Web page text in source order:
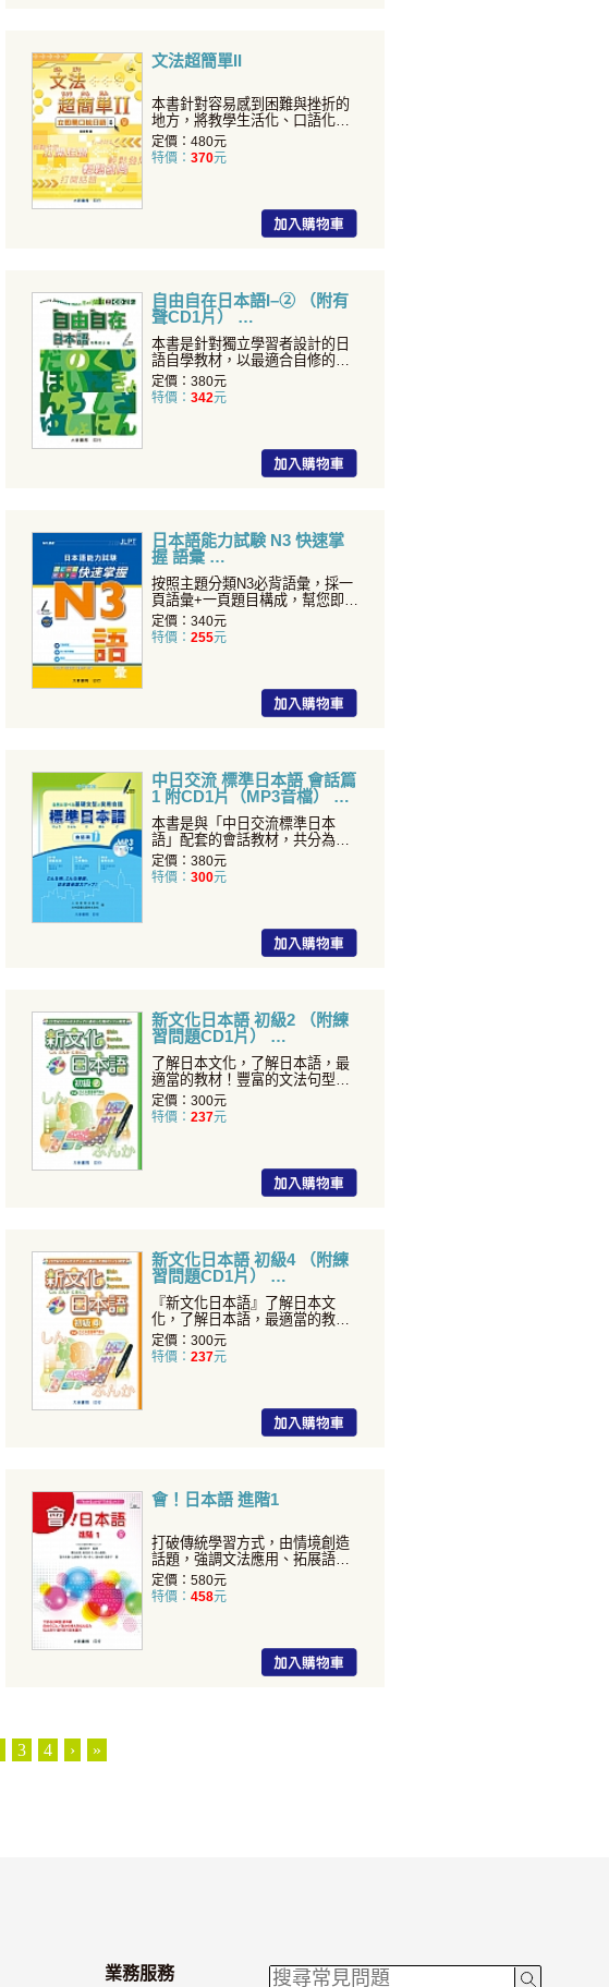
文法超簡單II
本書針對容易感到困難與挫折的
地方，將教學生活化、口語化，
讓初級學習者更容易吸收。
定價：480元
特價： 370元
自由自在日本語I–② （附有
聲CD1片）
本書是針對獨立學習者設計的日
語自學教材，以最適合自修的模
式編排課程，系統性地彙整
定價：380元
特價： 342元
日本語能力試験 N3 快速掌
握 語彙
按照主題分類N3必背語彙，採一
頁語彙+一頁題目構成，幫您即時
訓練！搭配例句CD，
定價：340元
特價： 255元
中日交流 標準日本語 會話篇
1 附CD1片（MP3音檔）
本書是與「中日交流標準日本
語」配套的會話教材，共分為發
音篇和會話篇。為了打好日語
定價：380元
特價： 300元
新文化日本語 初級2 （附練
習問題CD1片）
了解日本文化，了解日本語，最
適當的教材！豐富的文法句型、
精美的插圖學習會話，初學
定價：300元
特價： 237元
新文化日本語 初級4 （附練
習問題CD1片）
『新文化日本語』了解日本文
化，了解日本語，最適當的教
材！豐富的文法句型、精美的插
定價：300元
特價： 237元
會！日本語 進階1
打破傳統學習方式，由情境創造
話題，強調文法應用、拓展語言
知識！
定價：580元
特價： 458元
3 4 › »
業務服務